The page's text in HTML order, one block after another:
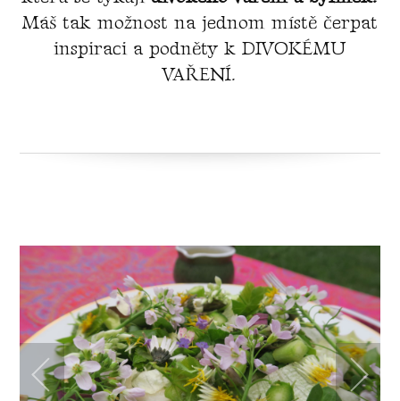
Máš tak možnost na jednom místě čerpat
inspiraci a podněty k DIVOKÉMU
VAŘENÍ.